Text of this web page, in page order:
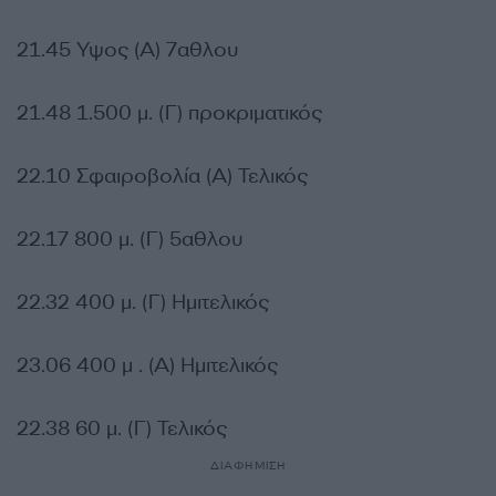
21.45 Υψος (Α) 7αθλου
21.48 1.500 μ. (Γ) προκριματικός
22.10 Σφαιροβολία (Α) Τελικός
22.17 800 μ. (Γ) 5αθλου
22.32 400 μ. (Γ) Ημιτελικός
23.06 400 μ . (Α) Ημιτελικός
22.38 60 μ. (Γ) Τελικός
ΔΙΑΦΗΜΙΣΗ